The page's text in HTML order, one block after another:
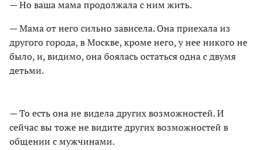
— Но ваша мама продолжала с ним жить.
— Мама от него сильно зависела. Она приехала из
другого города, в Москве, кроме него, у нее никого не
было, и, видимо, она боялась остаться одна с двумя
детьми.
— То есть она не видела других возможностей. И
сейчас вы тоже не видите других возможностей в
общении с мужчинами.